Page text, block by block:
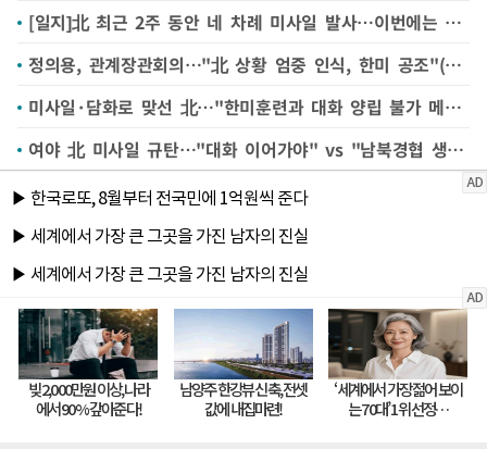
[일지]北 최근 2주 동안 네 차례 미사일 발사…이번에는 내륙관통
정의용, 관계장관회의…"北 상황 엄중 인식, 한미 공조"(종합2보)
미사일·담화로 맞선 北…"한미훈련과 대화 양립 불가 메시지"
여야 北 미사일 규탄…"대화 이어가야" vs "남북경협 생뚱맞아"